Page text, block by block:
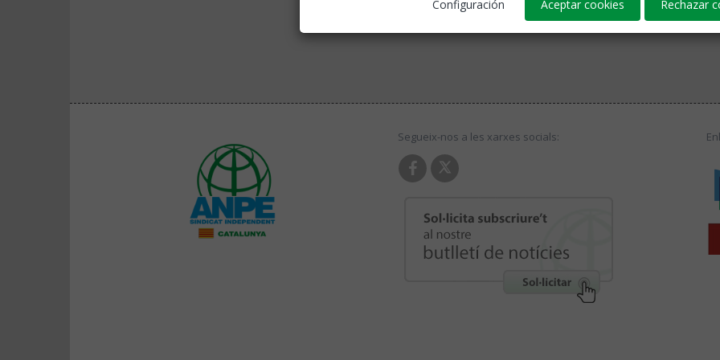
Segueix-nos a les xarxes socials:
Configuración Aceptar cookies Rechazar